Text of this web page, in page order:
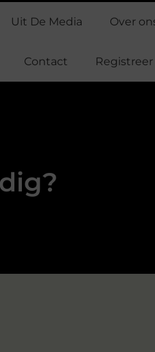
Support Casper een verschil
Uit De Media Over
Contact Registreer